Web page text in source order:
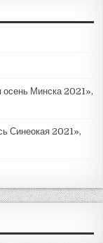
Минска 2021»,
Синеокая 2021»,